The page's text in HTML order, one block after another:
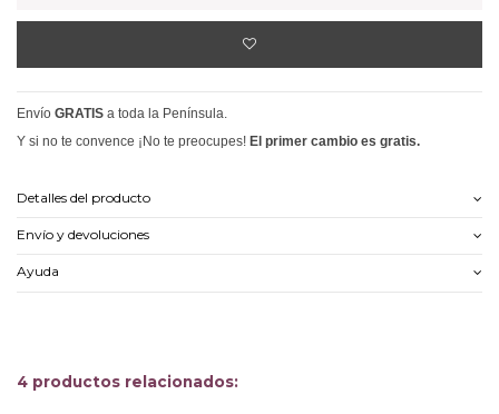
Envío GRATIS a toda la Península.
Y si no te convence ¡No te preocupes! El primer cambio es gratis.
Detalles del producto
Envío y devoluciones
Ayuda
4 productos relacionados: